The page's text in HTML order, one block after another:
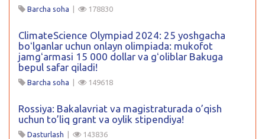
Barcha soha | 178830
ClimateScience Olympiad 2024: 25 yoshgacha
boʻlganlar uchun onlayn olimpiada: mukofot
jamgʻarmasi 15 000 dollar va gʻoliblar Bakuga
bepul safar qiladi!
Barcha soha | 149618
Rossiya: Bakalavriat va magistraturada o’qish
uchun to’liq grant va oylik stipendiya!
Dasturlash | 143836